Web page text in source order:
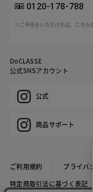
0120-178-788
※ご申告をいただければ、こちら
DoCLASSE
公式SNSアカウント
公式
商品サポート
ご利用規約
プライバ
特定商取引法に基づく表記